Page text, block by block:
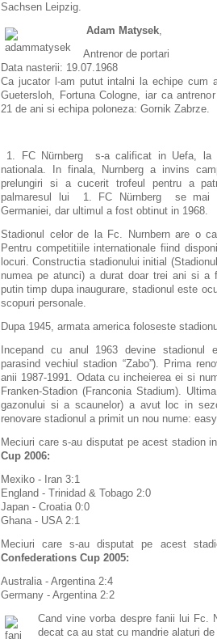
Sachsen Leipzig.
Adam Matysek,
Antrenor de portari
Data nasterii: 19.07.1968
Ca jucator l-am putut intalni la echipe cum
Guetersloh, Fortuna Cologne, iar ca
21 de ani si echipa poloneza: Gornik Zabrze.
1. FC Nürnberg s-a calificat in Uefa, la
nationala. In finala, Nurnberg a invins
prelungiri si a cucerit trofeul pentru a
palmaresul lui 1. FC Nürnberg se mai
Germaniei, dar ultimul a fost obtinut in 1968.
Stadionul celor de la Fc. Nurnbern are o
Pentru competitiile internationale fiind
locuri. Constructia stadionului initial
numea pe atunci) a durat doar trei ani si a
putin timp dupa inaugurare, stadionul este
scopuri personale.
Dupa 1945, armata america foloseste
Incepand cu anul 1963 devine stadionul
parasind vechiul stadion “Zabo”). Prima
anii 1987-1991. Odata cu incheierea ei si
Franken-Stadion (Franconia Stadium).
gazonului si a scaunelor) a avut loc in
renovare stadionul a primit un nou nume:
Meciuri care s-au disputat pe acest stadion
Cup 2006:
Mexiko - Iran 3:1
England - Trinidad & Tobago 2:0
Japan - Croatia 0:0
Ghana - USA 2:1
Meciuri care s-au disputat pe acest
Confederations Cup 2005:
Australia - Argentina 2:4
Germany - Argentina 2:2
Cand vine vorba despre fanii lui Fc.
decat ca au stat cu mandrie alaturi